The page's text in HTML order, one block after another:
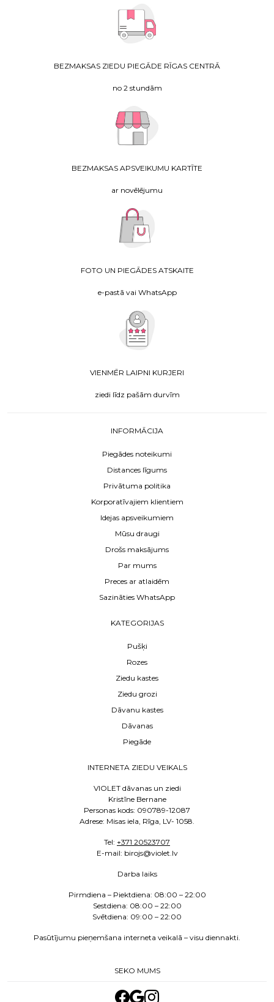
BEZMAKSAS ZIEDU PIEGĀDE RĪGAS CENTRĀ
no 2 stundām
BEZMAKSAS APSVEIKUMU KARTĪTE
ar novēlējumu
FOTO UN PIEGĀDES ATSKAITE
e-pastā vai WhatsApp
VIENMĒR LAIPNI KURJERI
ziedi līdz pašām durvīm
INFORMĀCIJA
Piegādes noteikumi
Distances līgums
Privātuma politika
Korporatīvajiem klientiem
Idejas apsveikumiem
Mūsu draugi
Drošs maksājums
Par mums
Preces ar atlaidēm
Sazināties WhatsApp
KATEGORIJAS
Pušķi
Rozes
Ziedu kastes
Ziedu grozi
Dāvanu kastes
Dāvanas
Piegāde
INTERNETA ZIEDU VEIKALS
VIOLET dāvanas un ziedi
Kristīne Bernane
Personas kods: 090789-12087
Adrese: Misas iela, Rīga, LV- 1058.
Tel: +371 20523707
E-mail: birojs@violet.lv
Darba laiks
Pirmdiena – Piektdiena: 08:00 – 22:00
Sestdiena: 08:00 – 22:00
Svētdiena: 09:00 – 22:00
Pasūtījumu pieņemšana interneta veikalā – visu diennakti.
SEKO MUMS